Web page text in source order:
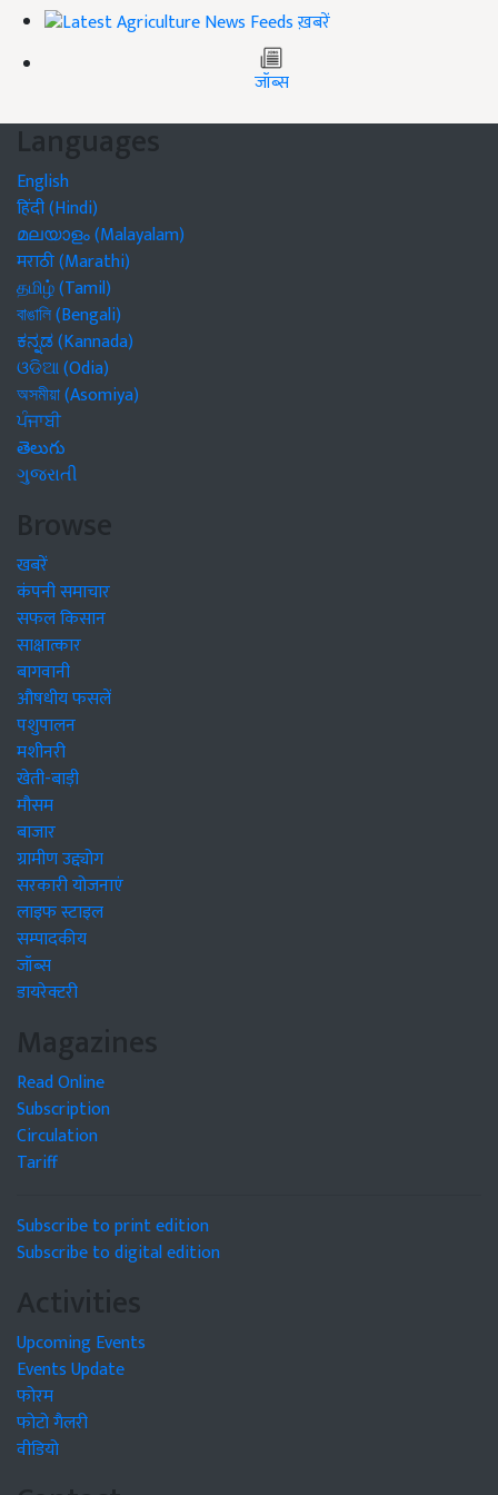
ख़बरें
जॉब्स
Languages
English
हिंदी (Hindi)
മലയാളം (Malayalam)
मराठी (Marathi)
தமிழ் (Tamil)
বাঙালি (Bengali)
ಕನ್ನಡ (Kannada)
ଓଡିଆ (Odia)
অসমীয়া (Asomiya)
ਪੰਜਾਬੀ
తెలుగు
ગુજરાતી
Browse
खबरें
कंपनी समाचार
सफल किसान
साक्षात्कार
बागवानी
औषधीय फसलें
पशुपालन
मशीनरी
खेती-बाड़ी
मौसम
बाजार
ग्रामीण उद्द्योग
सरकारी योजनाएं
लाइफ स्टाइल
सम्पादकीय
जॉब्स
डायरेक्टरी
Magazines
Read Online
Subscription
Circulation
Tariff
Subscribe to print edition
Subscribe to digital edition
Activities
Upcoming Events
Events Update
फोरम
फोटो गैलरी
वीडियो